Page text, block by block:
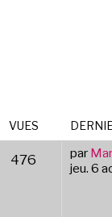
VUES
476 par
jeu. 6